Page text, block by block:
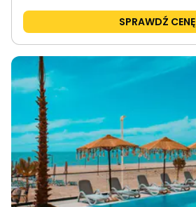
SPRAWDŹ CENĘ